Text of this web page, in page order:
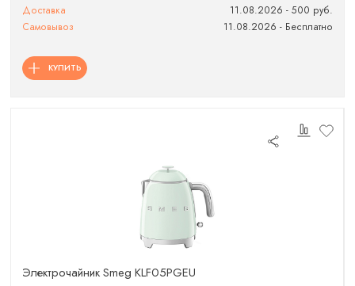
Доставка
11.08.2026 - 500 руб.
Самовывоз
11.08.2026 - Бесплатно
КУПИТЬ
Электрочайник Smeg KLF05PGEU